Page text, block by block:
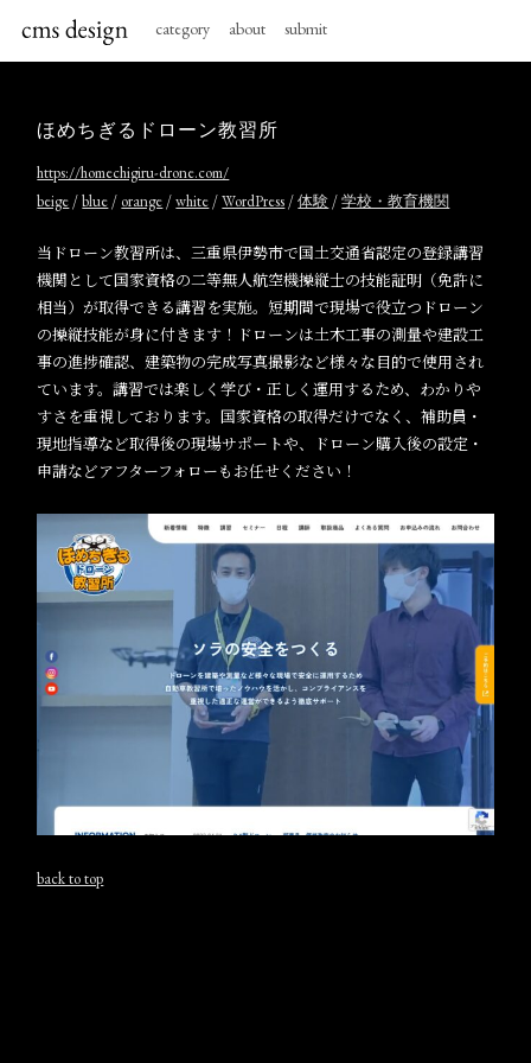
category about submit
ほめちぎるドローン教習所
https://homechigiru-drone.com/
beige /blue / orange /white /WordPress /体験 /学校・教育機関
当ドローン教習所は、三重県伊勢市で国土交通省認定の登録講習
機関として国家資格の二等無人航空機操縦士の技能証明（免許に
相当）が取得できる講習を実施。短期間で現場で役立つドローン
の操縦技能が身に付きます！ドローンは土木工事の測量や建設工
事の進捗確認、建築物の完成写真撮影など様々な目的で使用され
ています。講習では楽しく学び・正しく運用するため、わかりや
すさを重視しております。国家資格の取得だけでなく、補助員・
現地指導など取得後の現場サポートや、ドローン購入後の設定・
申請などアフターフォローもお任せください！
back to top